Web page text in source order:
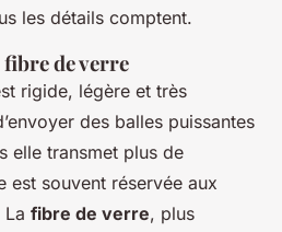
les détails comptent.
de verre
rigide, légère et très
des balles puissantes
elle transmet plus de
est souvent réservée aux
La fibre de verre, plus